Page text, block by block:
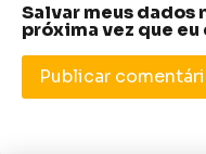
Salvar meus dados
próxima vez que